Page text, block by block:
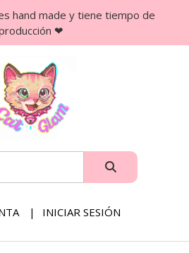
hand made y tiene tiempo de
❤
INICIAR SESIÓN